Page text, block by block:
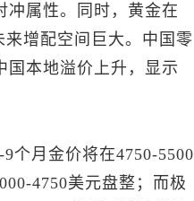
冲属性。同时，黄金在
增配空间巨大。中国零
国本地溢价上升，显示
个月金价将在4750-5500
4750美元盘整；而极